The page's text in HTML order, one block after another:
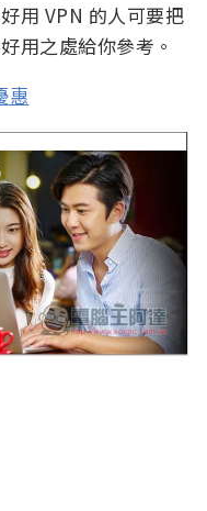
用 VPN 的人可要把
用之處給你參考。
惠